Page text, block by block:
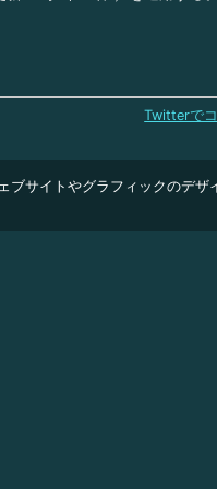
Twitterで
ブサイトやグラフィックのデザ